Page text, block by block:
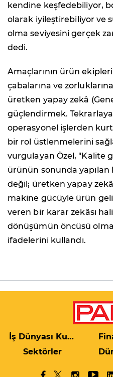
kendine keşfedebiliyor,
olarak iyileştirebiliyor ve
olma seviyesini gerçek
dedi.
Amaçlarının ürün
çabalarına ve
üretken yapay zekâ
güçlendirmek.
operasyonel işlerden
bir rol üstlenmelerini
vurgulayan Özel, "Kalite
ürünün sonunda
değil; üretken yapay
makine gücüyle ürün
veren bir karar zekâsı
dönüşümün öncüsü
ifadelerini kullandı.
İş Dünyası Kulis
Sektörler